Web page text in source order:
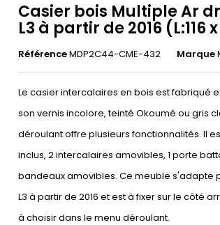
Casier bois Multiple Ar
L3 à partir de 2016 (L:116
RéférenceMDP2C44-CME-432 Marque
Le casier intercalaires en bois est fabriqué
son vernis incolore, teinté Okoumé ou gris
déroulant offre plusieurs fonctionnalités. Il
inclus, 2 intercalaires amovibles, 1 porte
bandeaux amovibles. Ce meuble s'adapte
L3 à partir de 2016 et est à fixer sur le côté
à choisir dans le menu déroulant.